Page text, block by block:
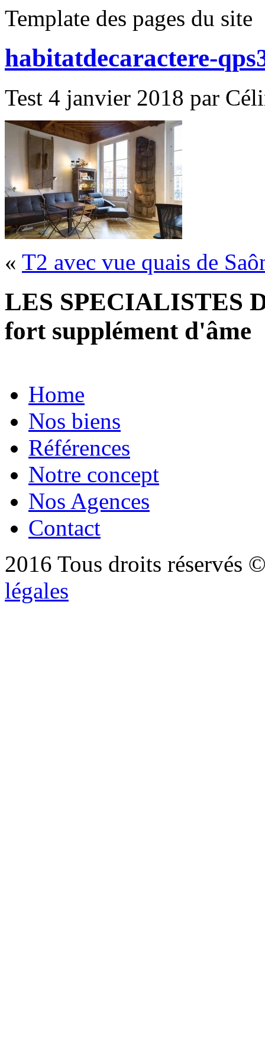
Template des pages du site
habitatdecaractere-
Test 4 janvier 2018 par
« T2 avec vue quais de
LES SPECIALISTES
fort supplément d'âme
Home
Nos biens
Références
Notre concept
Nos Agences
Contact
2016 Tous droits réservés
légales